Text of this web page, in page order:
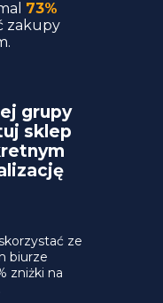
73%
zakupy
grupy
sklep
ze
biurze
zniżki na